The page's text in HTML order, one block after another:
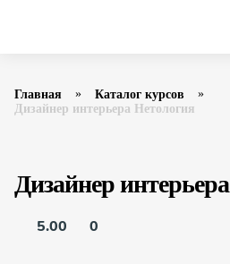
Главная
Каталог курсов
Дизайнер интерьера Нетология
Дизайнер интерьера
5.00 0